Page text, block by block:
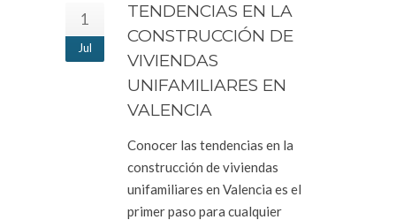
1
Jul
TENDENCIAS EN LA
CONSTRUCCIÓN DE
VIVIENDAS
UNIFAMILIARES EN
VALENCIA
Conocer las tendencias en la
construcción de viviendas
unifamiliares en Valencia es el
primer paso para cualquier